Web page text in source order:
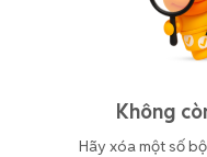
Không
Hãy xóa một số